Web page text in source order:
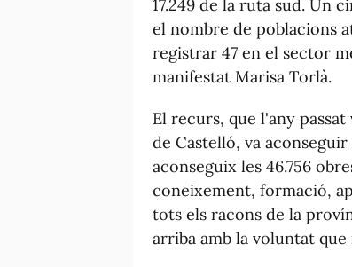
17.249 de la ruta sud. Un
el nombre de poblacions
registrar 47 en el sector
manifestat Marisa Torlà.
El recurs, que l'any
de Castelló, va
aconseguix les 46.756
coneixement, formació,
tots els racons de la
arriba amb la voluntat que